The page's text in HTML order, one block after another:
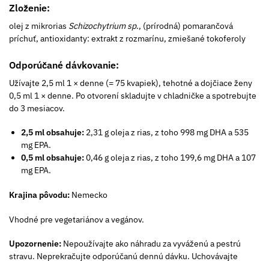
Zloženie:
olej z mikrorias Schizochytrium sp., (prírodná) pomarančová
príchuť, antioxidanty: extrakt z rozmarínu, zmiešané tokoferoly
Odporúčané dávkovanie:
Užívajte 2,5 ml 1 × denne (= 75 kvapiek), tehotné a dojčiace ženy
0,5 ml 1 × denne. Po otvorení skladujte v chladničke a spotrebujte
do 3 mesiacov.
2,5 ml obsahuje: 2,31 g oleja z rias, z toho 998 mg DHA a 535
mg EPA.
0,5 ml obsahuje:0,46 g oleja z rias, z toho 199,6 mg DHA a 107
mg EPA.
Krajina pôvodu: Nemecko
Vhodné pre vegetariánov a vegánov.
Upozornenie: Nepoužívajte ako náhradu za vyváženú a pestrú
stravu. Neprekračujte odporúčanú dennú dávku. Uchovávajte